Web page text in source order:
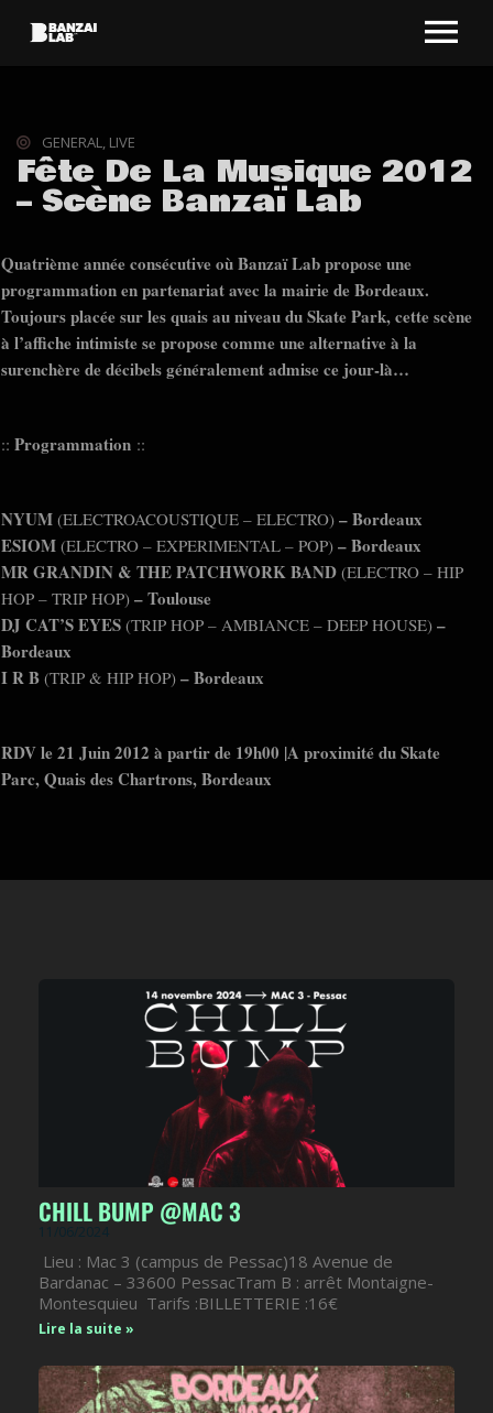
GENERAL, LIVE
Fête De La Musique 2012
– Scène Banzaï Lab
Quatrième année consécutive où Banzaï Lab propose une
programmation en partenariat avec la mairie de Bordeaux.
Toujours placée sur les quais au niveau du Skate Park, cette scène
à l’affiche intimiste se propose comme une alternative à la
surenchère de décibels généralement admise ce jour-là…
:: Programmation ::
NYUM (ELECTROACOUSTIQUE – ELECTRO) – Bordeaux
ESIOM (ELECTRO – EXPERIMENTAL – POP) – Bordeaux
MR GRANDIN & THE PATCHWORK BAND (ELECTRO – HIP
HOP – TRIP HOP) – Toulouse
DJ CAT’S EYES (TRIP HOP – AMBIANCE – DEEP HOUSE) –
Bordeaux
I R B (TRIP & HIP HOP) – Bordeaux
RDV le 21 Juin 2012 à partir de 19h00 |A proximité du Skate
Parc, Quais des Chartrons, Bordeaux
CHILL BUMP @MAC 3
11/06/2024
Lieu : Mac 3 (campus de Pessac)18 Avenue de
Bardanac – 33600 PessacTram B : arrêt Montaigne-
Montesquieu Tarifs :BILLETTERIE :16€
Lire la suite »